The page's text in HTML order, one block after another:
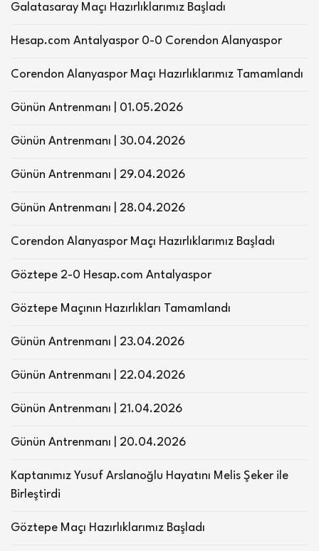
Galatasaray Maçı Hazırlıklarımız Başladı
Hesap.com Antalyaspor 0-0 Corendon Alanyaspor
Corendon Alanyaspor Maçı Hazırlıklarımız Tamamlandı
Günün Antrenmanı | 01.05.2026
Günün Antrenmanı | 30.04.2026
Günün Antrenmanı | 29.04.2026
Günün Antrenmanı | 28.04.2026
Corendon Alanyaspor Maçı Hazırlıklarımız Başladı
Göztepe 2-0 Hesap.com Antalyaspor
Göztepe Maçının Hazırlıkları Tamamlandı
Günün Antrenmanı | 23.04.2026
Günün Antrenmanı | 22.04.2026
Günün Antrenmanı | 21.04.2026
Günün Antrenmanı | 20.04.2026
Kaptanımız Yusuf Arslanoğlu Hayatını Melis Şeker ile
Birleştirdi
Göztepe Maçı Hazırlıklarımız Başladı